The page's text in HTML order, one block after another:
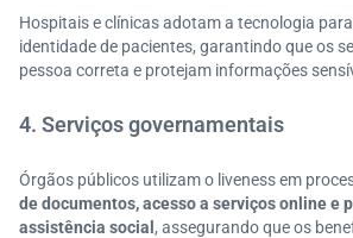
Hospitais e clínicas adotam a tecnologia
identidade de pacientes, garantindo que os
pessoa correta e protejam informações
4. Serviços governamentais
Órgãos públicos utilizam o liveness em
de documentos, acesso a serviços online e
assistência social , assegurando que os